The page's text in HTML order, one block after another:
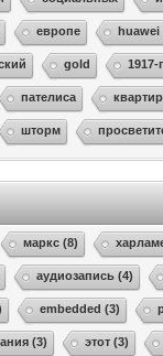
европе huawei
gold 1917-
пателиса квартир
шторм
маркс (8)
аудиозапись (4)
embedded (3)
(3) этот (3)